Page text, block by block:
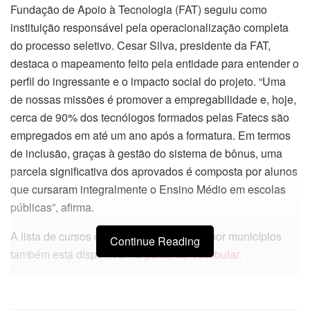
Fundação de Apoio à Tecnologia (FAT) seguiu como
instituição responsável pela operacionalização completa
do processo seletivo. Cesar Silva, presidente da FAT,
destaca o mapeamento feito pela entidade para entender o
perfil do ingressante e o impacto social do projeto. “Uma
de nossas missões é promover a empregabilidade e, hoje,
cerca de 90% dos tecnólogos formados pelas Fatecs são
empregados em até um ano após a formatura. Em termos
de inclusão, graças à gestão do sistema de bônus, uma
parcela significativa dos aprovados é composta por alunos
que cursaram integralmente o Ensino Médio em escolas
públicas”, afirma.
A lista de cursos disponíveis e de vagas por municípios
também está disponível noportal do Vestibular.
Continue Reading